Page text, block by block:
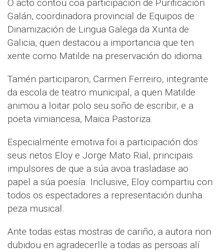
O acto contou coa participación de Purificación
Galán, coordinadora provincial de Equipos de
Dinamización de Lingua Galega da Xunta de
Galicia, quen destacou a importancia que ten
xente como Matilde na preservación do idioma.
Tamén participaron, Carmen Ferreiro, integrante
da escola de teatro municipal, a quen Matilde
animou a loitar polo seu soño de escribir, e a
poeta vimiancesa, Maica Pastoriza.
Especialmente emotiva foi a participación dos
seus netos Eloy e Jorge Mato Rial, principais
impulsores de que a súa avoa trasladase ao
papel a súa poesía. Inclusive, Eloy compartiu con
todos os espectadores a representación dunha
peza musical.
Ante todas estas mostras de cariño, a autora non
dubidou en agradecerlle a todas as persoas alí